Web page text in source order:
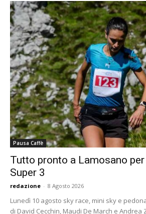
Pausa Caffè
Tutto pronto a Lamosano
Super 3
redazione - 8 Agosto 2026
Lunedì 10 agosto sky race, mini sky e
di David Cecchin, Maudi De March e Andrea